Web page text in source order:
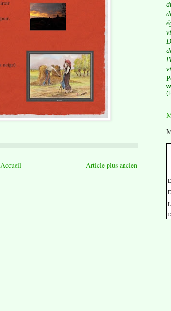
Article plus ancien
Accueil